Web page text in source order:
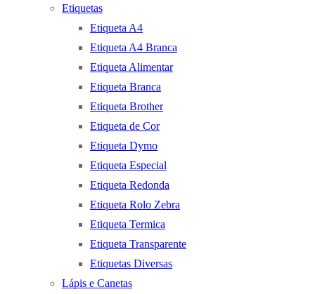
Etiquetas
Etiqueta A4
Etiqueta A4 Branca
Etiqueta Alimentar
Etiqueta Branca
Etiqueta Brother
Etiqueta de Cor
Etiqueta Dymo
Etiqueta Especial
Etiqueta Redonda
Etiqueta Rolo Zebra
Etiqueta Termica
Etiqueta Transparente
Etiquetas Diversas
Lápis e Canetas